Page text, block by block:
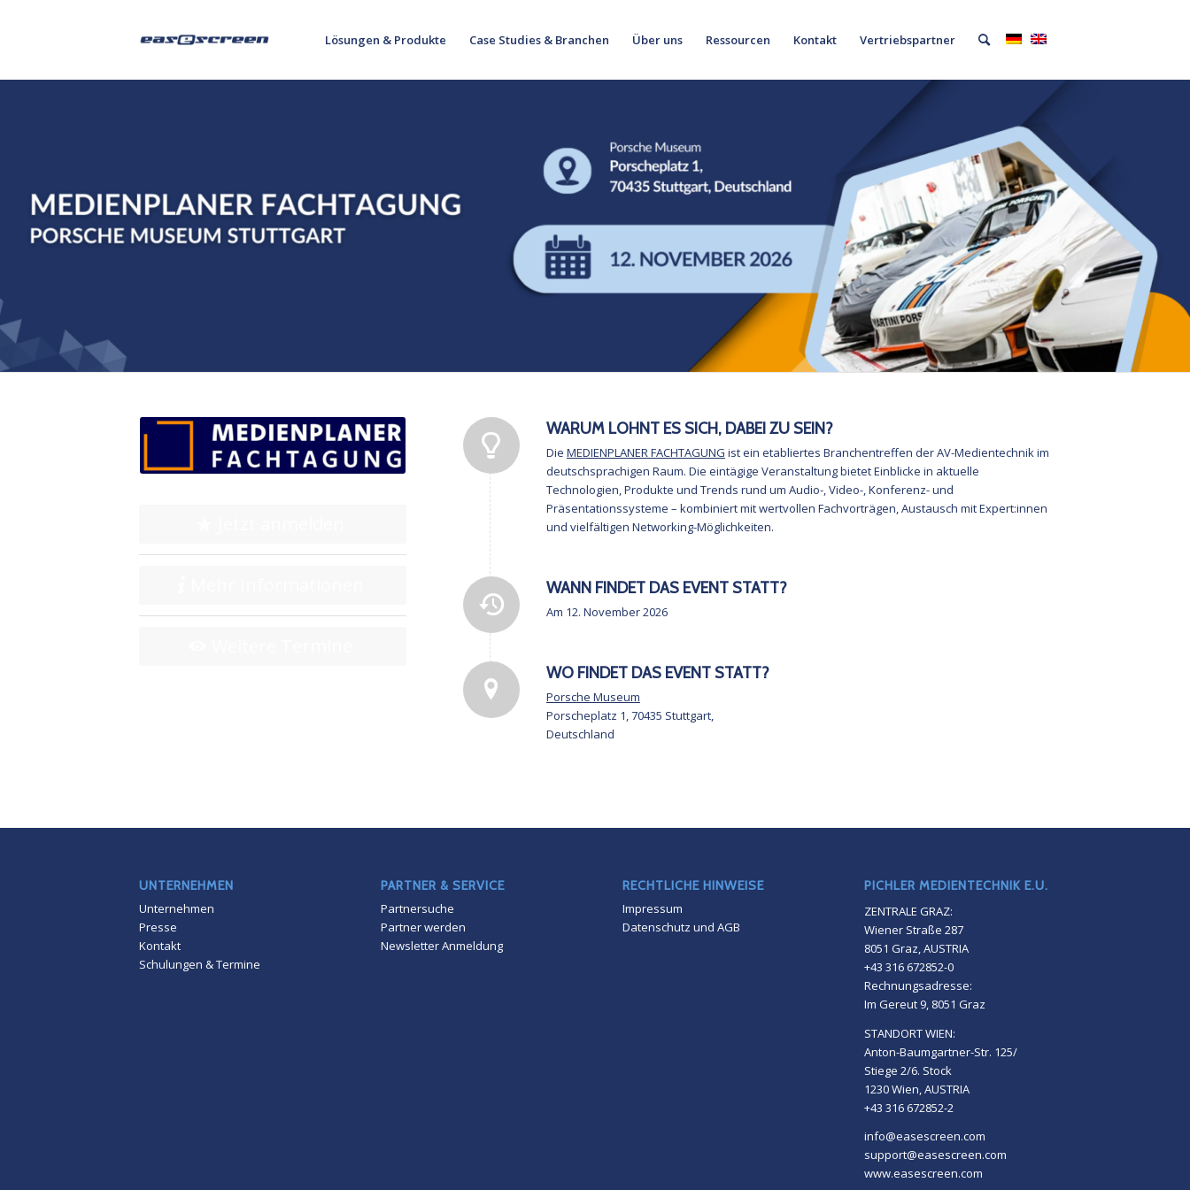
Lösungen & Produkte Case Studies & Branchen Über uns Ressourcen Kontakt Vertriebspartner
WARUM LOHNT ES SICH, DABEI ZU SEIN?
Die MEDIENPLANER FACHTAGUNG ist ein etabliertes Branchentreffen der AV-Medientechnik im
deutschsprachigen Raum. Die eintägige Veranstaltung bietet Einblicke in aktuelle
Technologien, Produkte und Trends rund um Audio-, Video-, Konferenz- und
Präsentationssysteme – kombiniert mit wertvollen Fachvorträgen, Austausch mit Expert:innen
und vielfältigen Networking-Möglichkeiten.
WANN FINDET DAS EVENT STATT?
Am 12. November 2026
WO FINDET DAS EVENT STATT?
Porsche Museum
Porscheplatz 1, 70435 Stuttgart,
Deutschland
UNTERNEHMEN
Unternehmen
Presse
Kontakt
Schulungen & Termine
PARTNER & SERVICE
Partnersuche
Partner werden
Newsletter Anmeldung
RECHTLICHE HINWEISE
Impressum
Datenschutz und AGB
PICHLER MEDIENTECHNIK E.U.
ZENTRALE GRAZ:
Wiener Straße 287
8051 Graz, AUSTRIA
+43 316 672852-0
Rechnungsadresse:
Im Gereut 9, 8051 Graz
STANDORT WIEN:
Anton-Baumgartner-Str. 125/
Stiege 2/6. Stock
1230 Wien, AUSTRIA
+43 316 672852-2
info@easescreen.com
support@easescreen.com
www.easescreen.com